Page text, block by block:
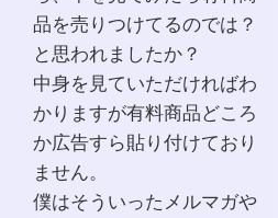
品を売りつけてるのでは？
と思われましたか？
中身を見ていただければわ
かりますが有料商品どころ
か広告すら貼り付けており
ません。
僕はそういったメルマガや